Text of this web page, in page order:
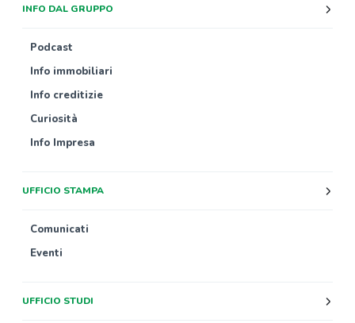
INFO DAL GRUPPO
Podcast
Info immobiliari
Info creditizie
Curiosità
Info Impresa
UFFICIO STAMPA
Comunicati
Eventi
UFFICIO STUDI